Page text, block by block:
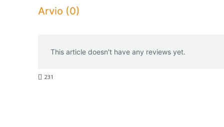
Arvio (0)
This article doesn't have any reviews yet.
231